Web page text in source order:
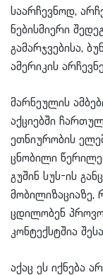
საარჩევნოდ,
ნებისმიერი
გამარჯვებისა,
ამერიკის
მარნეულის
აქციებში
ეთნიურობის
ცნობილი
გუშინ სუს-ის
მობილიზაციაზე,
ცდილობენ
კონტექსტშია
აქაც ეს იქნება